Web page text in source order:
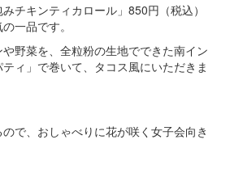
チキンティカロール」850円（税込）
一品です。
野菜を、全粒粉の生地でできた南イン
ィ」で巻いて、タコス風にいただきま
で、おしゃべりに花が咲く女子会向き